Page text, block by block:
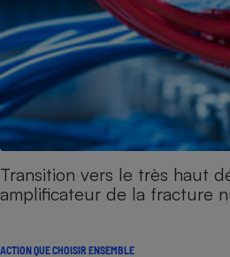
Transition vers le très haut
amplificateur de la fracture
ACTION QUE CHOISIR ENSEMBLE